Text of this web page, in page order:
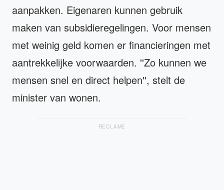
aanpakken. Eigenaren kunnen gebruik
maken van subsidieregelingen. Voor mensen
met weinig geld komen er financieringen met
aantrekkelijke voorwaarden. ''Zo kunnen we
mensen snel en direct helpen'', stelt de
minister van wonen.
RECLAME